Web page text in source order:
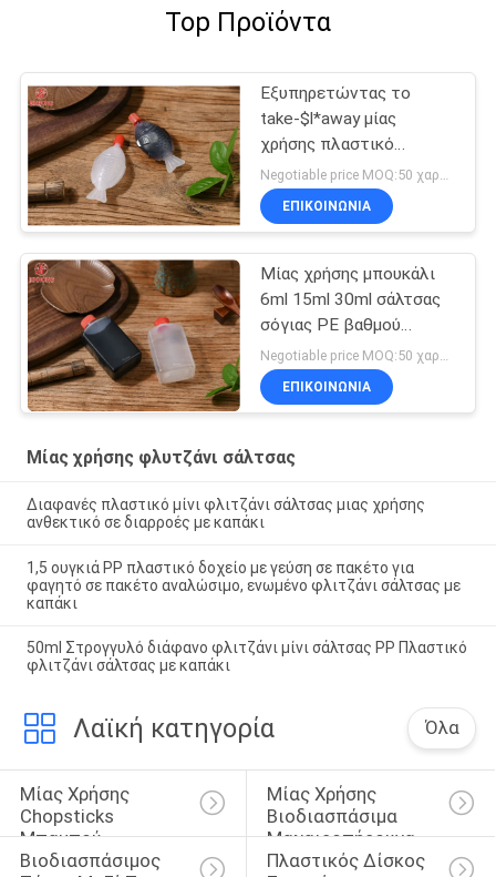
Top Προϊόντα
Εξυπηρετώντας το
take-$l*away μίας
χρήσης πλαστικό
μπουκάλι 1,5 ψαριών
σάλτσας σόγιας 2 oz
Negotiable price MOQ:50 χαρτοκιβώτιο
ΕΠΙΚΟΙΝΩΝΙΑ
Μίας χρήσης μπουκάλι
6ml 15ml 30ml σάλτσας
σόγιας PE βαθμού
τροφίμων
ΕΠΙΚΟΙΝΩΝΙΑ
Μίας χρήσης φλυτζάνι σάλτσας
Διαφανές πλαστικό μίνι φλιτζάνι σάλτσας μιας χρήσης
ανθεκτικό σε διαρροές με καπάκι
1,5 ουγκιά PP πλαστικό δοχείο με γεύση σε πακέτο για
φαγητό σε πακέτο αναλώσιμο, ενωμένο φλιτζάνι σάλτσας με
καπάκι
50ml Στρογγυλό διάφανο φλιτζάνι μίνι σάλτσας PP Πλαστικό
φλιτζάνι σάλτσας με καπάκι
Λαϊκή κατηγορία Όλα
Μίας Χρήσης
Chopsticks
Μπαμπού
Μίας Χρήσης
Βιοδιασπάσιμα
Μαχαιροπήρουνα
Βιοδιασπάσιμος
Πλαστικός Δίσκος